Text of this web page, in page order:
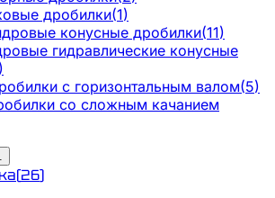
дробилки(1)
конусные дробилки(11)
гидравлические конусные
)
с горизонтальным валом(5)
со сложным качанием
(26)